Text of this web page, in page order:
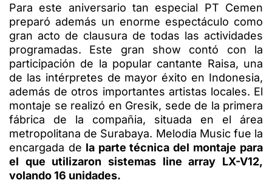
Para este aniversario tan especial PT Cemen
preparó además un enorme espectáculo como
gran acto de clausura de todas las actividades
programadas. Este gran show contó con la
participación de la popular cantante Raisa, una
de las intérpretes de mayor éxito en Indonesia,
además de otros importantes artistas locales. El
montaje se realizó en Gresik, sede de la primera
fábrica de la compañia, situada en el área
metropolitana de Surabaya. Melodia Music fue la
encargada de la parte técnica del montaje para
el que utilizaron sistemas line array LX-V12,
volando 16 unidades.